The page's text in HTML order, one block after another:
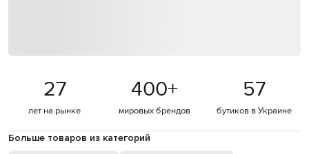
27
лет на рынке
400+
мировых брендов
57
бутиков в Украине
Больше товаров из категорий